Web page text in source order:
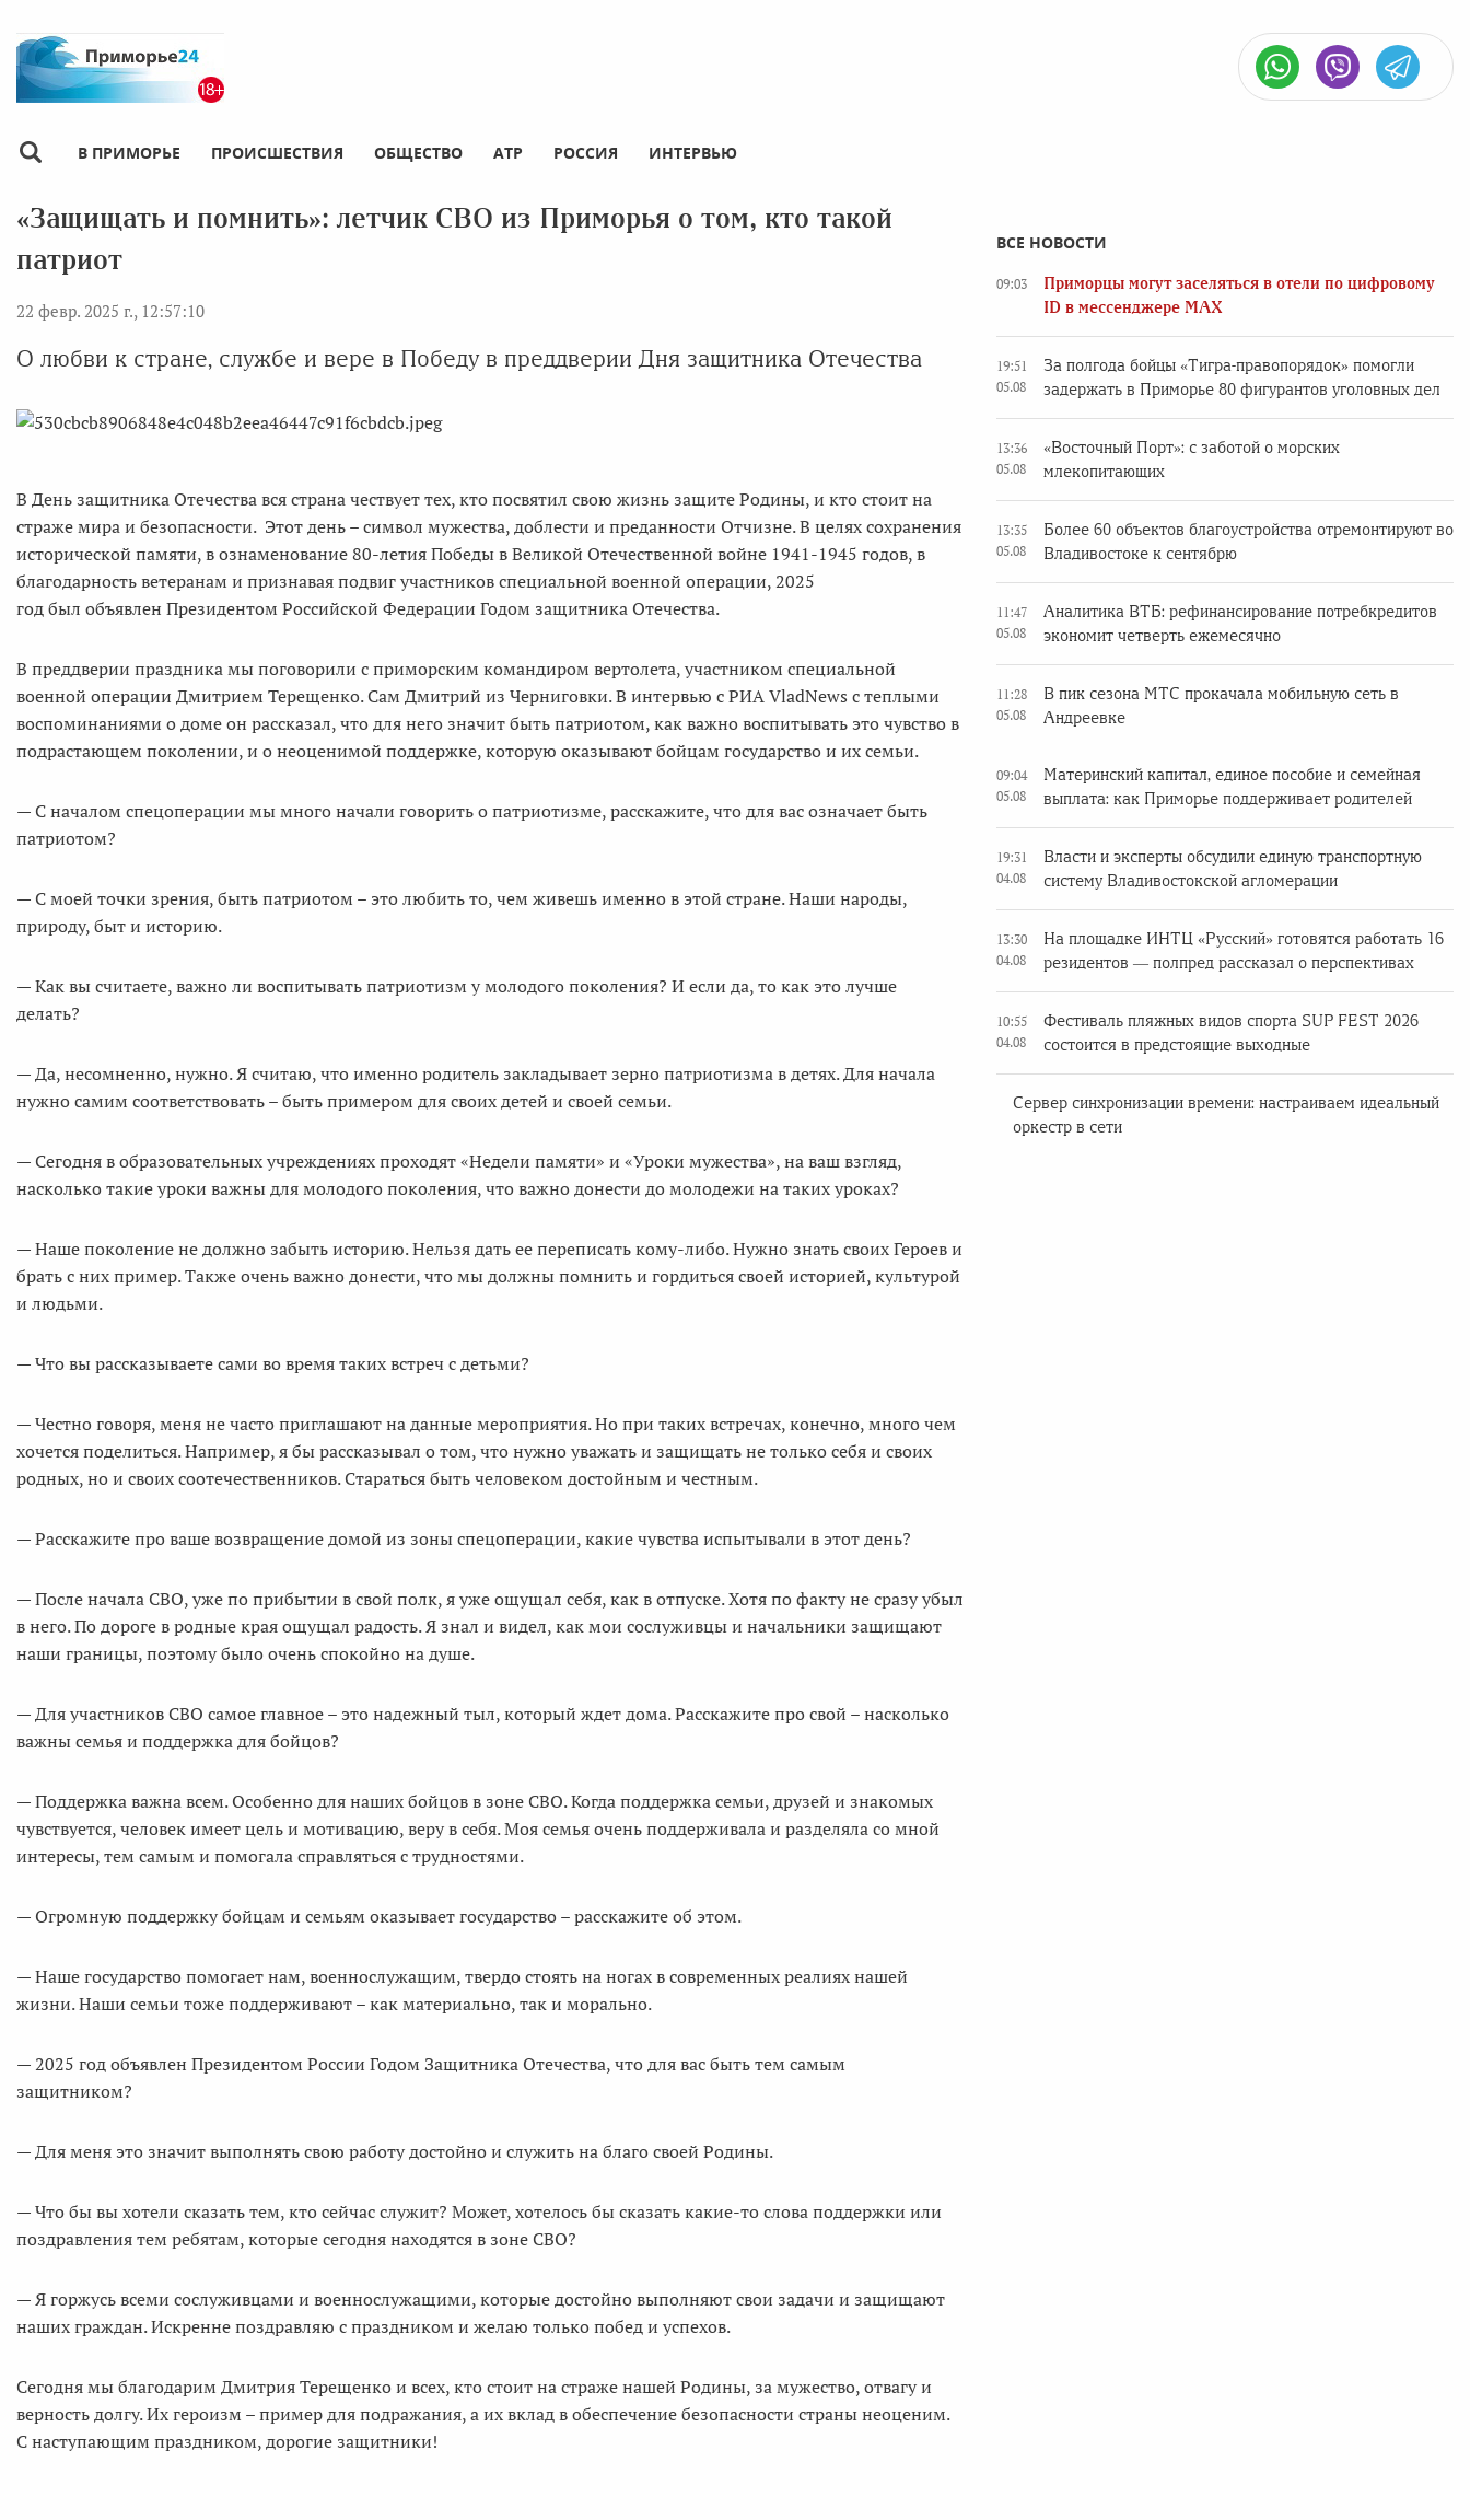
В ПРИМОРЬЕ ПРОИСШЕСТВИЯ ОБЩЕСТВО АТР РОССИЯ ИНТЕРВЬЮ
«Защищать и помнить»: летчик СВО из Приморья о том, кто такой
патриот
22 февр. 2025 г., 12:57:10
О любви к стране, службе и вере в Победу в преддверии Дня защитника Отечества
В День защитника Отечества вся страна чествует тех, кто посвятил свою жизнь защите Родины, и кто стоит на
страже мира и безопасности. Этот день – символ мужества, доблести и преданности Отчизне. В целях сохранения
исторической памяти, в ознаменование 80-летия Победы в Великой Отечественной войне 1941-1945 годов, в
благодарность ветеранам и признавая подвиг участников специальной военной операции, 2025
год был объявлен Президентом Российской Федерации Годом защитника Отечества.
В преддверии праздника мы поговорили с приморским командиром вертолета, участником специальной
военной операции Дмитрием Терещенко. Сам Дмитрий из Черниговки. В интервью с РИА VladNews с теплыми
воспоминаниями о доме он рассказал, что для него значит быть патриотом, как важно воспитывать это чувство в
подрастающем поколении, и о неоценимой поддержке, которую оказывают бойцам государство и их семьи.
— С началом спецоперации мы много начали говорить о патриотизме, расскажите, что для вас означает быть
патриотом?
— С моей точки зрения, быть патриотом – это любить то, чем живешь именно в этой стране. Наши народы,
природу, быт и историю.
— Как вы считаете, важно ли воспитывать патриотизм у молодого поколения? И если да, то как это лучше
делать?
— Да, несомненно, нужно. Я считаю, что именно родитель закладывает зерно патриотизма в детях. Для начала
нужно самим соответствовать – быть примером для своих детей и своей семьи.
— Сегодня в образовательных учреждениях проходят «Недели памяти» и «Уроки мужества», на ваш взгляд,
насколько такие уроки важны для молодого поколения, что важно донести до молодежи на таких уроках?
— Наше поколение не должно забыть историю. Нельзя дать ее переписать кому-либо. Нужно знать своих Героев и
брать с них пример. Также очень важно донести, что мы должны помнить и гордиться своей историей, культурой
и людьми.
— Что вы рассказываете сами во время таких встреч с детьми?
— Честно говоря, меня не часто приглашают на данные мероприятия. Но при таких встречах, конечно, много чем
хочется поделиться. Например, я бы рассказывал о том, что нужно уважать и защищать не только себя и своих
родных, но и своих соотечественников. Стараться быть человеком достойным и честным.
— Расскажите про ваше возвращение домой из зоны спецоперации, какие чувства испытывали в этот день?
— После начала СВО, уже по прибытии в свой полк, я уже ощущал себя, как в отпуске. Хотя по факту не сразу убыл
в него. По дороге в родные края ощущал радость. Я знал и видел, как мои сослуживцы и начальники защищают
наши границы, поэтому было очень спокойно на душе.
— Для участников СВО самое главное – это надежный тыл, который ждет дома. Расскажите про свой – насколько
важны семья и поддержка для бойцов?
— Поддержка важна всем. Особенно для наших бойцов в зоне СВО. Когда поддержка семьи, друзей и знакомых
чувствуется, человек имеет цель и мотивацию, веру в себя. Моя семья очень поддерживала и разделяла со мной
интересы, тем самым и помогала справляться с трудностями.
— Огромную поддержку бойцам и семьям оказывает государство – расскажите об этом.
— Наше государство помогает нам, военнослужащим, твердо стоять на ногах в современных реалиях нашей
жизни. Наши семьи тоже поддерживают – как материально, так и морально.
— 2025 год объявлен Президентом России Годом Защитника Отечества, что для вас быть тем самым
защитником?
— Для меня это значит выполнять свою работу достойно и служить на благо своей Родины.
— Что бы вы хотели сказать тем, кто сейчас служит? Может, хотелось бы сказать какие-то слова поддержки или
поздравления тем ребятам, которые сегодня находятся в зоне СВО?
— Я горжусь всеми сослуживцами и военнослужащими, которые достойно выполняют свои задачи и защищают
наших граждан. Искренне поздравляю с праздником и желаю только побед и успехов.
Сегодня мы благодарим Дмитрия Терещенко и всех, кто стоит на страже нашей Родины, за мужество, отвагу и
верность долгу. Их героизм – пример для подражания, а их вклад в обеспечение безопасности страны неоценим.
С наступающим праздником, дорогие защитники!
ВСЕ НОВОСТИ
09:03
Приморцы могут заселяться в отели по цифровому
ID в мессенджере MAX
19:51
05.08
За полгода бойцы «Тигра-правопорядок» помогли
задержать в Приморье 80 фигурантов уголовных дел
13:36
05.08
«Восточный Порт»: с заботой о морских
млекопитающих
13:35
05.08
Более 60 объектов благоустройства отремонтируют во
Владивостоке к сентябрю
11:47
05.08
Аналитика ВТБ: рефинансирование потребкредитов
экономит четверть ежемесячно
11:28
05.08
В пик сезона МТС прокачала мобильную сеть в
Андреевке
09:04
05.08
Материнский капитал, единое пособие и семейная
выплата: как Приморье поддерживает родителей
19:31
04.08
Власти и эксперты обсудили единую транспортную
систему Владивостокской агломерации
13:30
04.08
На площадке ИНТЦ «Русский» готовятся работать 16
резидентов — полпред рассказал о перспективах
10:55
04.08
Фестиваль пляжных видов спорта SUP FEST 2026
состоится в предстоящие выходные
Сервер синхронизации времени: настраиваем идеальный
оркестр в сети